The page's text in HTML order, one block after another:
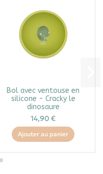
Bol avec ventouse en
silicone - Cracky le
dinosaure
14,90 €
Ajouter au panier